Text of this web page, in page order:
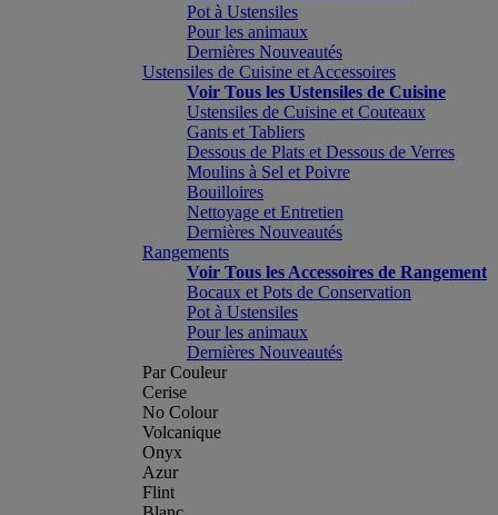
Pot à Ustensiles
Pour les animaux
Dernières Nouveautés
Ustensiles de Cuisine et Accessoires
Voir Tous les Ustensiles de Cuisine
Ustensiles de Cuisine et Couteaux
Gants et Tabliers
Dessous de Plats et Dessous de Verres
Moulins à Sel et Poivre
Bouilloires
Nettoyage et Entretien
Dernières Nouveautés
Rangements
Voir Tous les Accessoires de Rangement
Bocaux et Pots de Conservation
Pot à Ustensiles
Pour les animaux
Dernières Nouveautés
Par Couleur
Cerise
No Colour
Volcanique
Onyx
Azur
Flint